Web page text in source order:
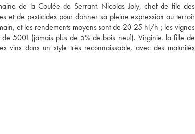
de la Coulée de Serrant. Nicolas Joly, chef de file des
et de pesticides pour donner sa pleine expression au terroir
et les rendements moyens sont de 20-25 hl/h ; les vignes
500L (jamais plus de 5% de bois neuf). Virginie, la fille de
dans un style très reconnaissable, avec des maturités